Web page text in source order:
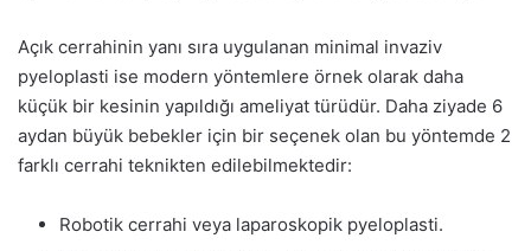
Açık cerrahinin yanı sıra uygulanan minimal invaziv
pyeloplasti ise modern yöntemlere örnek olarak daha
küçük bir kesinin yapıldığı ameliyat türüdür. Daha ziyade 6
aydan büyük bebekler için bir seçenek olan bu yöntemde 2
farklı cerrahi teknikten edilebilmektedir:
Robotik cerrahi veya laparoskopik pyeloplasti.